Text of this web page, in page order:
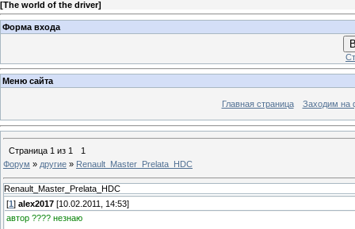
[The world of the driver]
Форма входа
Меню сайта
Главная страница Заходим на
Страница 1 из 1
1
Форум » другие » Renault_Master_Prelata_HDC
Renault_Master_Prelata_HDC
[1 ] alex2017 [10.02.2011, 14:53]
автор ???? незнаю